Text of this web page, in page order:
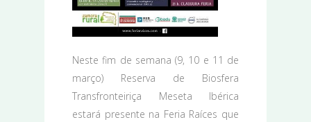
Neste fim de semana (9, 10 e 11 de
março) Reserva de Biosfera
Transfronteiriça Meseta Ibérica
estará presente na Feria Raíces que